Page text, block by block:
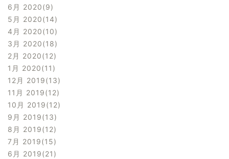
6月 2020 9
5月 2020 14
4月 2020 10
3月 2020 18
2月 2020 12
1月 2020 11
12月 2019 13
11月 2019 12
10月 2019 12
9月 2019 13
8月 2019 12
7月 2019 15
6月 2019 21